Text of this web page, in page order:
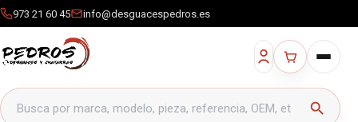
973 21 60 45 info@desguacespedros.es
Buscar productos
search